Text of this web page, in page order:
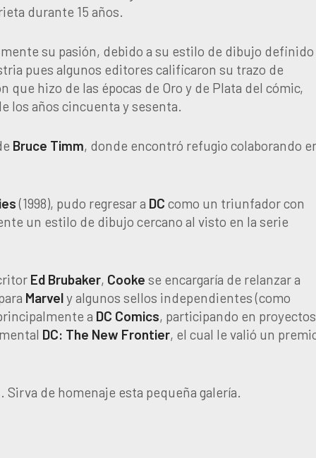
durante 15 años.
su pasión, debido a su estilo de dibujo definido
pues algunos editores calificaron su trazo de
que hizo de las épocas de Oro y de Plata del cómic,
los años cincuenta y sesenta.
Bruce Timm, donde encontró refugio colaborando
(1998), pudo regresar a DC como un triunfador con
un estilo de dibujo cercano al visto en la serie
Ed Brubaker, Cooke se encargaría de relanzar a
Marvely algunos sellos independientes (como
a DC Comics, participando en proyectos
DC: The New Frontier, el cual le valió un
de homenaje esta pequeña galería.